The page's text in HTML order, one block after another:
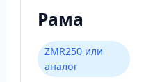
Рама
ZMR250 или
аналог